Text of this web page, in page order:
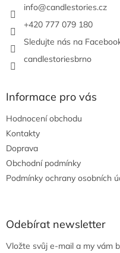
info@candlestories.cz
+420 777 079 180
Sledujte nás na
candlestoriesbrno
Informace pro vás
Hodnocení obchodu
Kontakty
Doprava
Obchodní podmínky
Podmínky ochrany osobních
Odebírat newsletter
Vložte svůj e-mail a my vám